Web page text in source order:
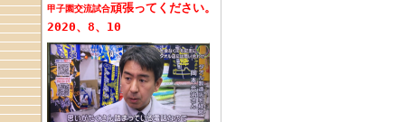
甲子園交流試合頑張ってください。
2020、8、10